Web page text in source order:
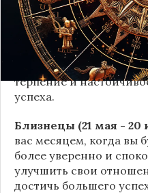
Телец (20 апреля - 20
вам новые
и личностного
изменениям и не
терпение и
успеха.
Близнецы (21 мая - 20
вас месяцем, когда вы
более уверенно и
улучшить свои
достичь большего